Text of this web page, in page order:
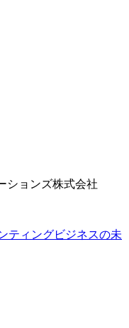
ションズ株式会社